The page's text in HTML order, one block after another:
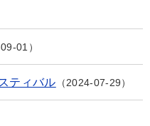
01
ティバル 2024-07-29